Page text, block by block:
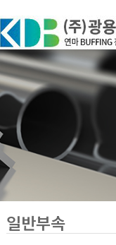
일반부속